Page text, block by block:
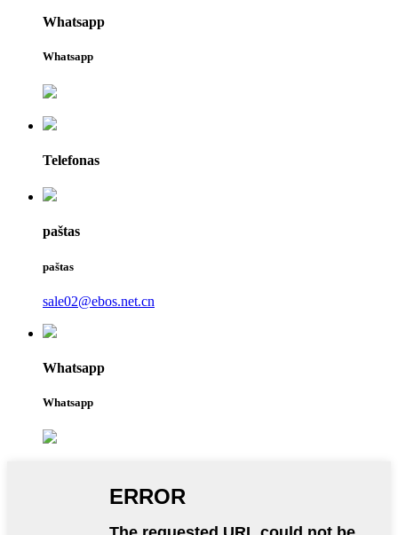
Whatsapp
Whatsapp
Telefonas
paštas
paštas
sale02@ebos.net.cn
Whatsapp
Whatsapp